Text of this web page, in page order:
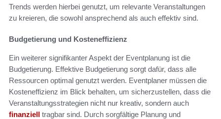
Trends werden hierbei genutzt, um relevante Veranstaltungen
zu kreieren, die sowohl ansprechend als auch effektiv sind.
Budgetierung und Kosteneffizienz
Ein weiterer signifikanter Aspekt der Eventplanung ist die
Budgetierung. Effektive Budgetierung sorgt dafür, dass alle
Ressourcen optimal genutzt werden. Eventplaner müssen die
Kosteneffizienz im Blick behalten, um sicherzustellen, dass die
Veranstaltungsstrategien nicht nur kreativ, sondern auch
finanziell tragbar sind. Durch sorgfältige Planung und